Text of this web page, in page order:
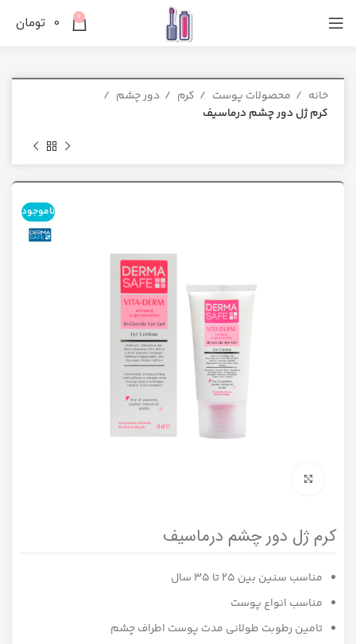
0
0 تومان
خانه محصولات پوست کرم
دور چشم
کرم ژل دور چشم درماسیف
ناموجود
کرم ژل دور چشم درماسیف
مناسب سنین بین 25 تا 35 سال
مناسب انواع پوست‎
تامین رطوبت طولانى مدت پوست اطراف چشم